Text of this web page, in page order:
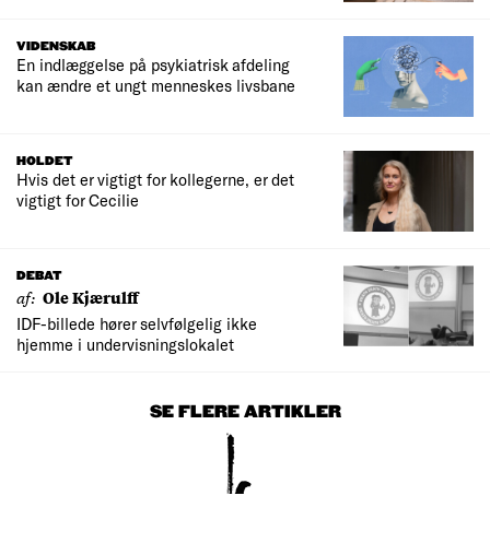
VIDENSKAB
En indlæggelse på psykiatrisk afdeling
kan ændre et ungt menneskes livsbane
HOLDET
Hvis det er vigtigt for kollegerne, er det
vigtigt for Cecilie
DEBAT
af: Ole Kjærulff
IDF-billede hører selvfølgelig ikke
hjemme i undervisningslokalet
SE FLERE ARTIKLER